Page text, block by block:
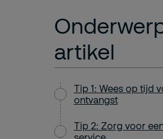
artikel
Tip 1: Wees op tijd
ontvangst
Tip 2: Zorg voor